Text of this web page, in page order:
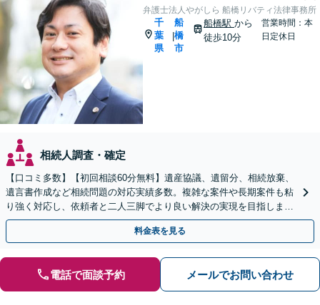
弁護士法人やがしら 船橋リバティ法律事務所
千
葉
県
|
船
橋
市
船橋駅 から
徒歩10分
営業時間：本
日定休日
相続人調査・確定
【口コミ多数】【初回相談60分無料】遺産協議、遺留分、相続放棄、
遺言書作成など相続問題の対応実績多数。複雑な案件や長期案件も粘
り強く対応し、依頼者と二人三脚でより良い解決の実現を目指します
【夜間相談可】【船橋駅7分】
料金表を見る
電話で面談予約 メールでお問い合わせ